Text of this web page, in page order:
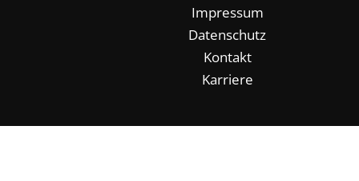
Impressum
Datenschutz
Kontakt
Karriere